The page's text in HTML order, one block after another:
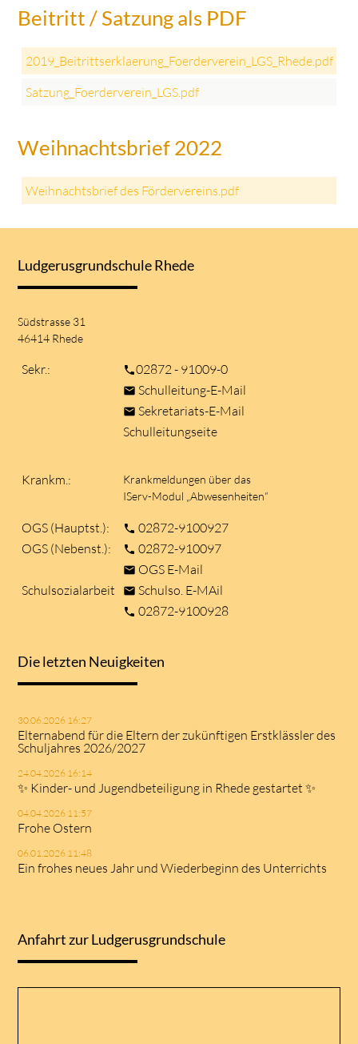
Beitritt / Satzung als PDF
2019_Beitrittserklaerung_Foerderverein_LGS_Rhede.pdf
Satzung_Foerderverein_LGS.pdf
Weihnachtsbrief 2022
Weihnachtsbrief des Fördervereins.pdf
Ludgerusgrundschule Rhede
Südstrasse 31
46414 Rhede
Sekr.: phone02872 - 91009-0
mail Schulleitung-E-Mail
mail Sekretariats-E-Mail
Schulleitungseite
Krankm.:
Krankmeldungen über das
IServ-Modul „Abwesenheiten“
OGS (Hauptst.): phone 02872-9100927
OGS (Nebenst.):
phone 02872-910097
mail OGS E-Mail
Schulsozialarbeit
mail Schulso. E-MAil
phone 02872-9100928
Die letzten Neuigkeiten
30.06.2026 16:27
Elternabend für die Eltern der zukünftigen Erstklässler des
Schuljahres 2026/2027
24.04.2026 16:14
✨ Kinder- und Jugendbeteiligung in Rhede gestartet ✨
04.04.2026 11:57
Frohe Ostern
06.01.2026 11:48
Ein frohes neues Jahr und Wiederbeginn des Unterrichts
Anfahrt zur Ludgerusgrundschule